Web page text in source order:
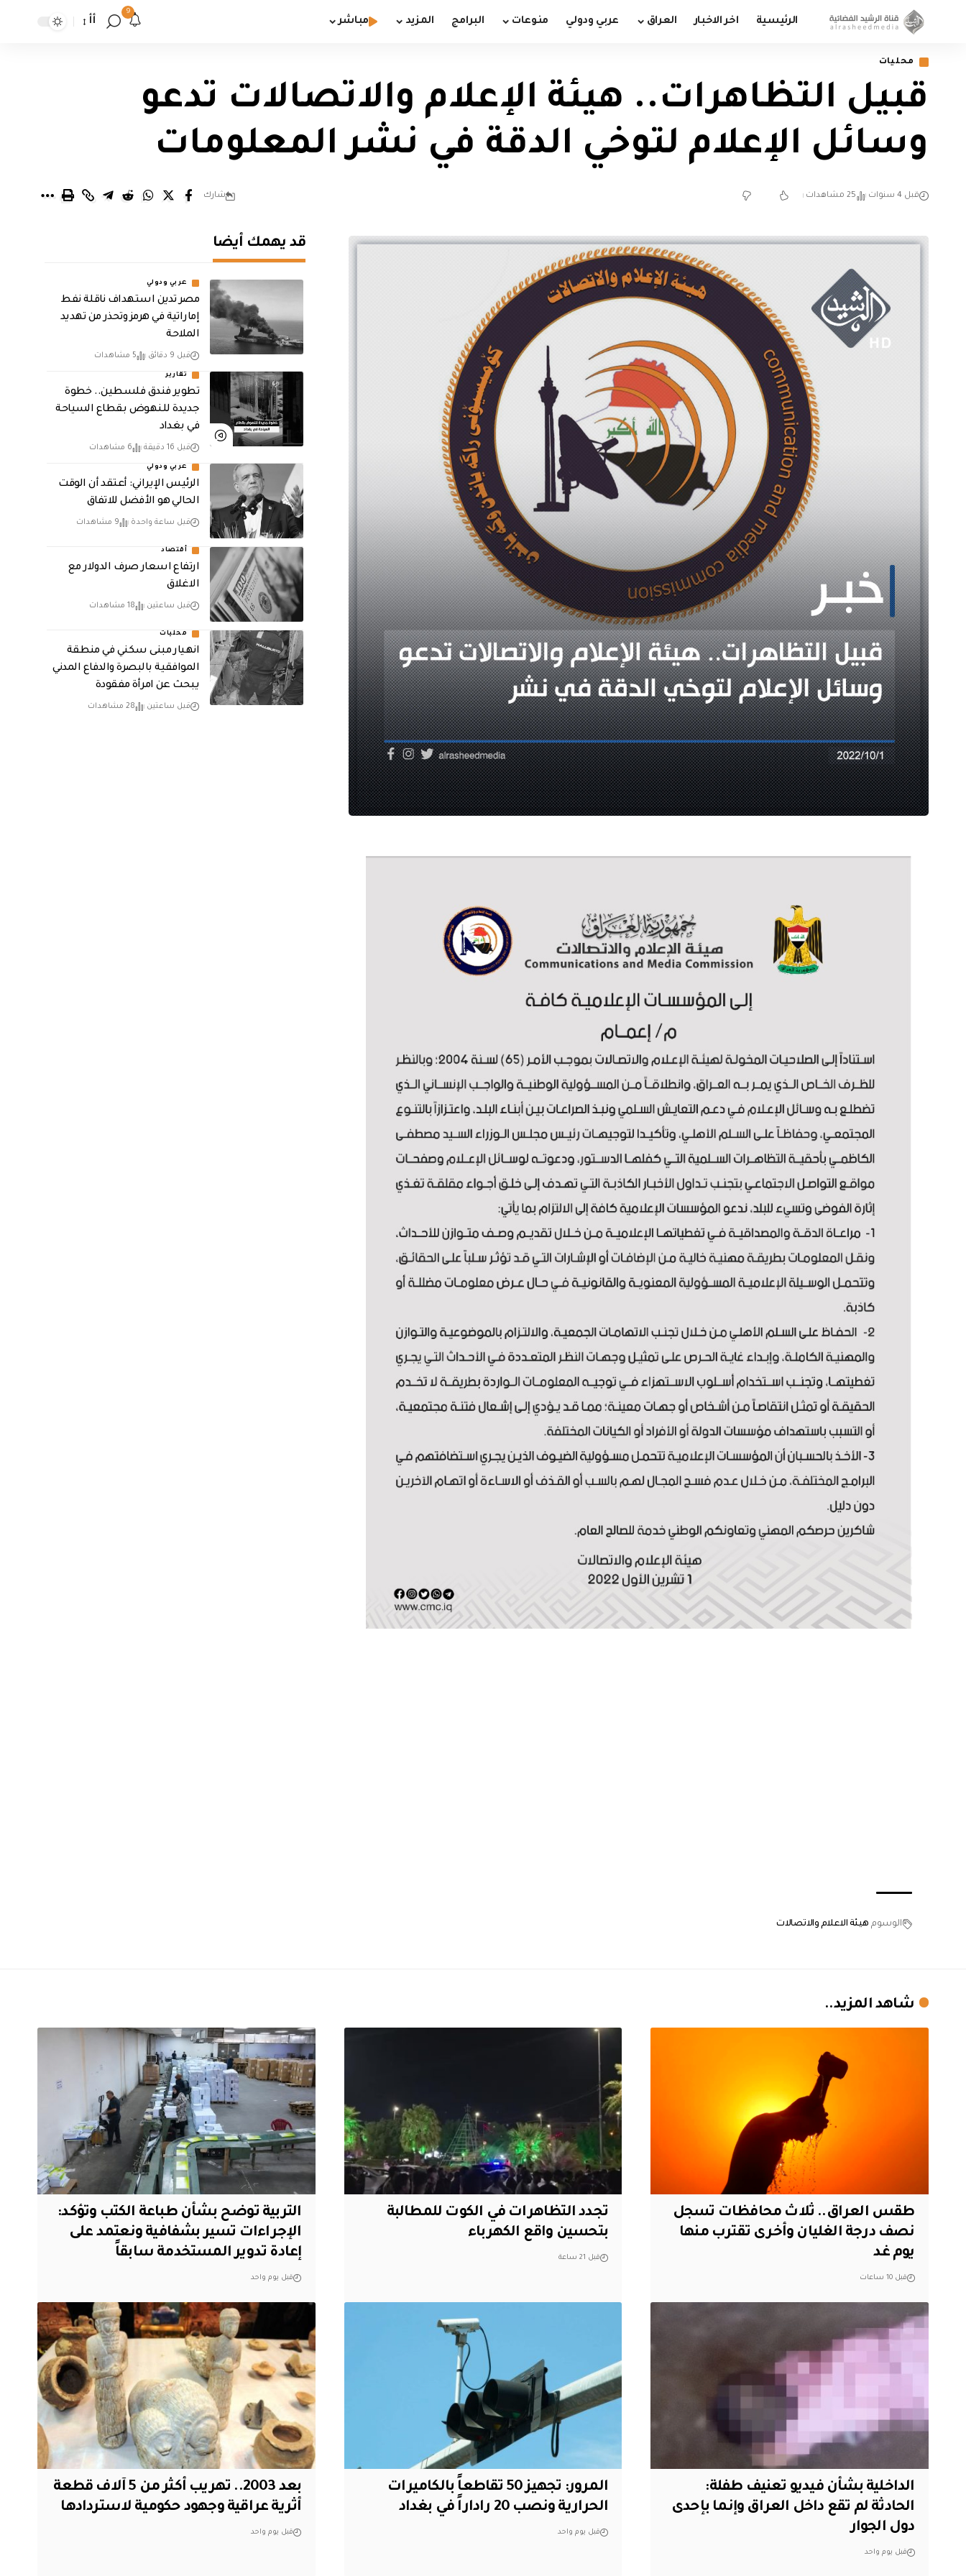
الرئيسية اخر الاخبار العراق عربي ودولي منوعات البرامج المزيد مباشر
9
أأ
محليات
قبيل التظاهرات.. هيئة الإعلام والاتصالات تدعو
وسائل الإعلام لتوخي الدقة في نشر المعلومات
قبل 4 سنوات 25 مشاهدات شارك
الوسوم هيئة الاعلام والاتصالات
قد يهمك أيضا
عربي ودولي
مصر تدين استهداف ناقلة نفط
إماراتية في هرمز وتحذر من تهديد
الملاحة
قبل 9 دقائق 5 مشاهدات
تقارير
تطوير فندق فلسطين.. خطوة
جديدة للنهوض بقطاع السياحة
في بغداد
قبل 16 دقيقة 6 مشاهدات
عربي ودولي
الرئيس الإيراني: أعتقد أن الوقت
الحالي هو الأفضل للاتفاق
قبل ساعة واحدة 9 مشاهدات
أقتصاد
ارتفاع اسعار صرف الدولار مع
الاغلاق
قبل ساعتين 18 مشاهدات
محليات
انهيار مبنى سكني في منطقة
الموافقية بالبصرة والدفاع المدني
يبحث عن امرأة مفقودة
قبل ساعتين 28 مشاهدات
شاهد المزيد..
طقس العراق.. ثلاث محافظات تسجل
نصف درجة الغليان وأخرى تقترب منها
يوم غد
قبل 10 ساعات
تجدد التظاهرات في الكوت للمطالبة
بتحسين واقع الكهرباء
قبل 21 ساعة
التربية توضح بشأن طباعة الكتب وتؤكد:
الإجراءات تسير بشفافية ونعتمد على
إعادة تدوير المستخدمة سابقاً
قبل يوم واحد
الداخلية بشأن فيديو تعنيف طفلة:
الحادثة لم تقع داخل العراق وإنما بإحدى
دول الجوار
قبل يوم واحد
المرور: تجهيز 50 تقاطعاً بالكاميرات
الحرارية ونصب 20 راداراً في بغداد
قبل يوم واحد
بعد 2003.. تهريب أكثر من 5 آلاف قطعة
أثرية عراقية وجهود حكومية لاستردادها
قبل يوم واحد